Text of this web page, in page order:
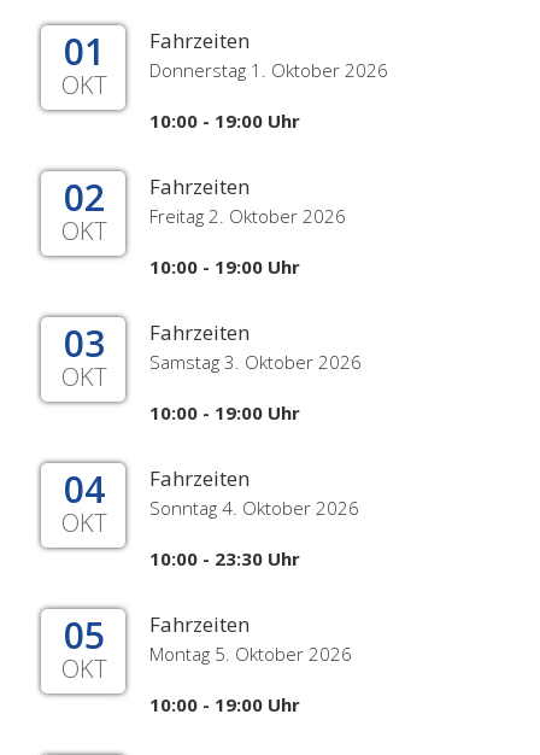
01
OKT
Fahrzeiten
Donnerstag 1. Oktober 2026
10:00 - 19:00 Uhr
02
OKT
Fahrzeiten
Freitag 2. Oktober 2026
10:00 - 19:00 Uhr
03
OKT
Fahrzeiten
Samstag 3. Oktober 2026
10:00 - 19:00 Uhr
04
OKT
Fahrzeiten
Sonntag 4. Oktober 2026
10:00 - 23:30 Uhr
05
OKT
Fahrzeiten
Montag 5. Oktober 2026
10:00 - 19:00 Uhr